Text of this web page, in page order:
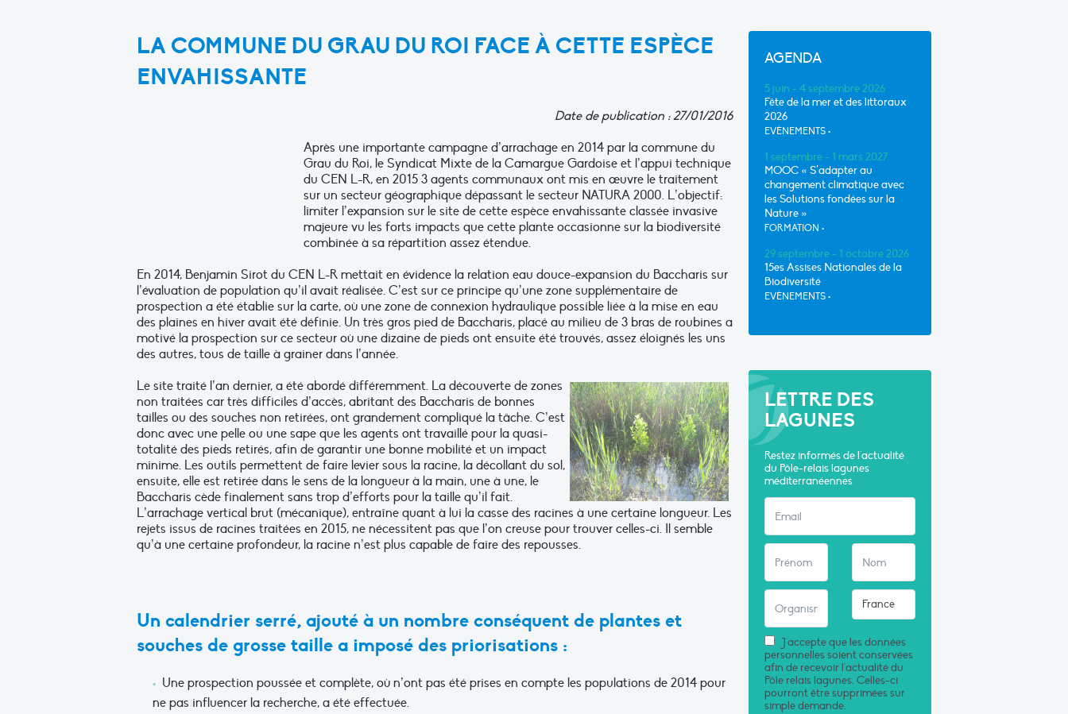
LA COMMUNE DU GRAU DU ROI FACE À CETTE ESPÈCE
ENVAHISSANTE
Date de publication : 27/01/2016
Après une importante campagne d’arrachage en 2014 par la commune du
Grau du Roi, le Syndicat Mixte de la Camargue Gardoise et l’appui technique
du CEN L-R, en 2015 3 agents communaux ont mis en œuvre le traitement
sur un secteur géographique dépassant le secteur NATURA 2000. L’objectif:
limiter l’expansion sur le site de cette espèce envahissante classée invasive
majeure vu les forts impacts que cette plante occasionne sur la biodiversité
combinée à sa répartition assez étendue.
En 2014, Benjamin Sirot du CEN L-R mettait en évidence la relation eau douce-expansion du Baccharis sur
l’évaluation de population qu’il avait réalisée. C’est sur ce principe qu’une zone supplémentaire de
prospection a été établie sur la carte, où une zone de connexion hydraulique possible liée à la mise en eau
des plaines en hiver avait été définie. Un très gros pied de Baccharis, placé au milieu de 3 bras de roubines a
motivé la prospection sur ce secteur où une dizaine de pieds ont ensuite été trouvés, assez éloignés les uns
des autres, tous de taille à grainer dans l’année.
Le site traité l’an dernier, a été abordé différemment. La découverte de zones
non traitées car très difficiles d’accès, abritant des Baccharis de bonnes
tailles ou des souches non retirées, ont grandement compliqué la tâche. C’est
donc avec une pelle ou une sape que les agents ont travaillé pour la quasi-
totalité des pieds retirés, afin de garantir une bonne mobilité et un impact
minime. Les outils permettent de faire levier sous la racine, la décollant du sol,
ensuite, elle est retirée dans le sens de la longueur à la main, une à une, le
Baccharis cède finalement sans trop d’efforts pour la taille qu’il fait.
L’arrachage vertical brut (mécanique), entraîne quant à lui la casse des racines à une certaine longueur. Les
rejets issus de racines traitées en 2015, ne nécessitent pas que l’on creuse pour trouver celles-ci. Il semble
qu’à une certaine profondeur, la racine n’est plus capable de faire des repousses.
Un calendrier serré, ajouté à un nombre conséquent de plantes et
souches de grosse taille a imposé des priorisations :
Une prospection poussée et complète, où n’ont pas été prises en compte les populations de 2014 pour
ne pas influencer la recherche, a été effectuée.
AGENDA
5 juin - 4 septembre 2026
Fête de la mer et des littoraux
2026
EVÈNEMENTS •
1 septembre - 1 mars 2027
MOOC « S’adapter au
changement climatique avec
les Solutions fondées sur la
Nature »
FORMATION •
29 septembre - 1 octobre 2026
15es Assises Nationales de la
Biodiversité
EVÈNEMENTS •
LETTRE DES
LAGUNES
Restez informés de l'actualité
du Pôle-relais lagunes
méditerranéennes
J'accepte que les données
personnelles soient conservées
afin de recevoir l'actualité du
Pôle relais lagunes. Celles-ci
pourront être supprimées sur
simple demande.